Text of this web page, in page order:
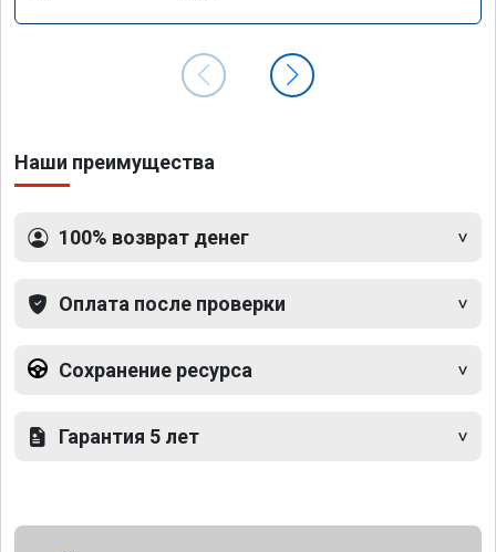
Наши преимущества
100% возврат денег
Оплата после проверки
Сохранение ресурса
Гарантия 5 лет